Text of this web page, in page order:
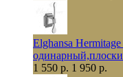
Elghansa
1 550 р. 1 950 р.